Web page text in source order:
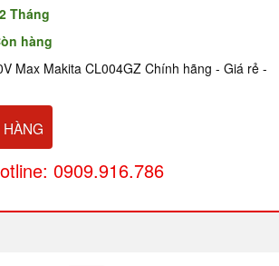
Tháng
hàng
Max Makita CL004GZ Chính hãng - Giá rẻ -
0909.916.786